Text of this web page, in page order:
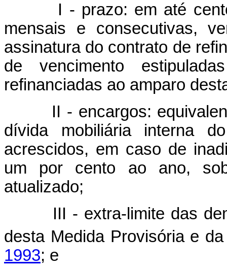
I - prazo: em até
mensais e consecutivas,
assinatura do contrato de
de vencimento
refinanciadas ao amparo
II - encargos:
dívida mobiliária interna
acrescidos, em caso de
um por cento ao ano,
atualizado;
III - extra-limite das
desta Medida Provisória e
1993; e